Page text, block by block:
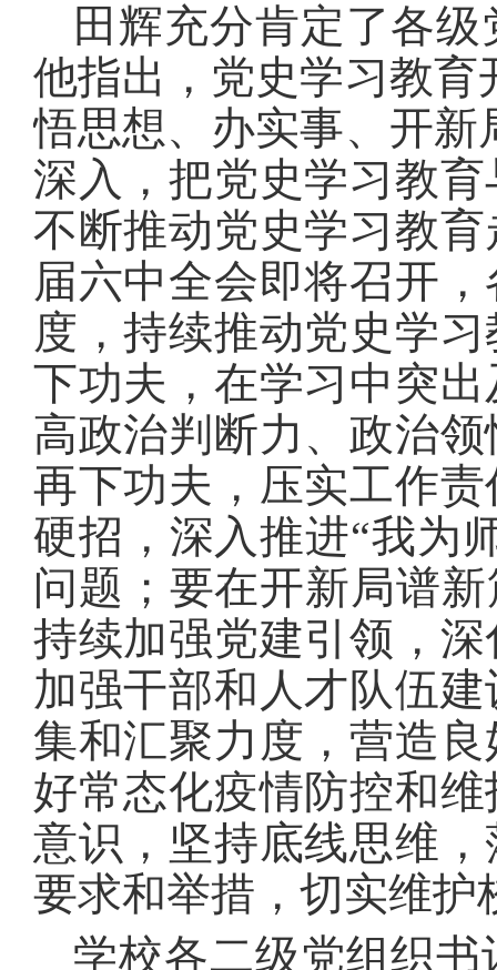
田辉充分肯定了各
他指出，党史学习教育
悟思想、办实事、开新
深入，把党史学习教
不断推动党史学习教
届六中全会即将召开
度，持续推动党史学
下功夫，在学习中突
高政治判断力、政治
再下功夫，压实工作
硬招，深入推进“我为
问题；要在开新局谱
持续加强党建引领，
加强干部和人才队伍
集和汇聚力度，营造
好常态化疫情防控和
意识，坚持底线思维
要求和举措，切实维护
学校各二级党组织